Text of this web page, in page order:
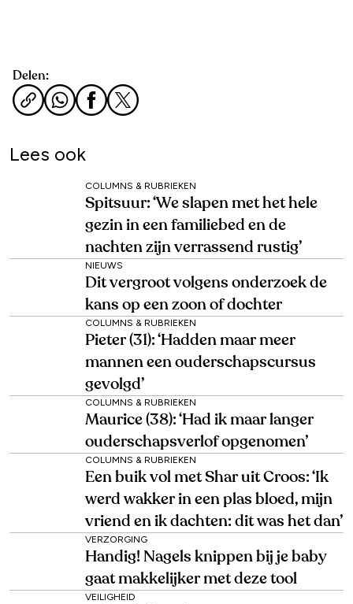
Delen:
Lees ook
COLUMNS & RUBRIEKEN
Spitsuur: ‘We slapen met het hele
gezin in een familiebed en de
nachten zijn verrassend rustig’
NIEUWS
Dit vergroot volgens onderzoek de
kans op een zoon of dochter
COLUMNS & RUBRIEKEN
Pieter (31): ‘Hadden maar meer
mannen een ouderschapscursus
gevolgd’
COLUMNS & RUBRIEKEN
Maurice (38): ‘Had ik maar langer
ouderschapsverlof opgenomen’
COLUMNS & RUBRIEKEN
Een buik vol met Shar uit Croos: ‘Ik
werd wakker in een plas bloed, mijn
vriend en ik dachten: dit was het dan’
VERZORGING
Handig! Nagels knippen bij je baby
gaat makkelijker met deze tool
VEILIGHEID